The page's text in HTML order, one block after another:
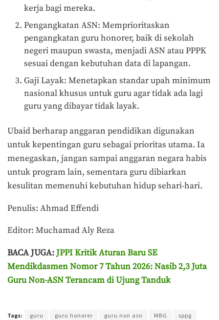
kerja bagi mereka.
Pengangkatan ASN: Memprioritaskan
pengangkatan guru honorer, baik di sekolah
negeri maupun swasta, menjadi ASN atau PPPK
sesuai dengan kebutuhan data di lapangan.
Gaji Layak: Menetapkan standar upah minimum
nasional khusus untuk guru agar tidak ada lagi
guru yang dibayar tidak layak.
Ubaid berharap anggaran pendidikan digunakan
untuk kepentingan guru sebagai prioritas utama. Ia
menegaskan, jangan sampai anggaran negara habis
untuk program lain, sementara guru dibiarkan
kesulitan memenuhi kebutuhan hidup sehari-hari.
Penulis: Ahmad Effendi
Editor: Muchamad Aly Reza
BACA JUGA:JPPI Kritik Aturan Baru SE
Mendikdasmen Nomor 7 Tahun 2026: Nasib 2,3 Juta
Guru Non-ASN Terancam di Ujung Tanduk
Tags: guru guru honorer guru non asn MBG sppg